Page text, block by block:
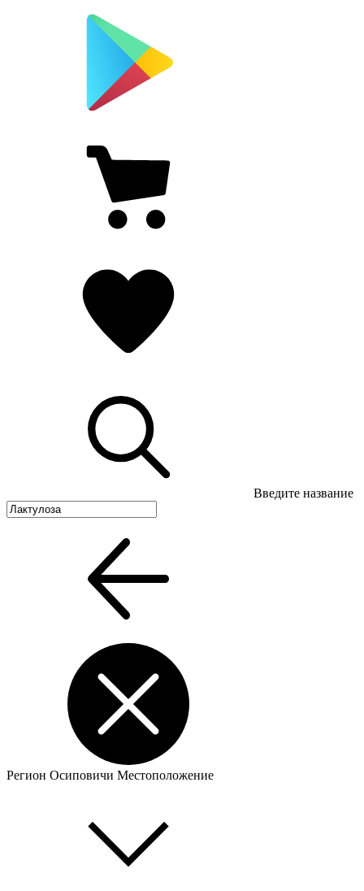
Введите название
Регион Осиповичи Местоположение